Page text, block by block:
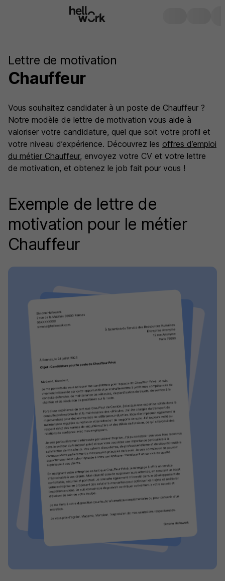
Lettre de motivation
Chauffeur
Vous souhaitez candidater à un poste de Chauffeur ?
Notre modèle de lettre de motivation vous aide à
valoriser votre candidature, quel que soit votre profil et
votre niveau d’expérience. Découvrez les offres d’emploi
du métier Chauffeur, envoyez votre CV et votre lettre
de motivation, et obtenez le job fait pour vous !
Exemple de lettre de
motivation pour le métier
Chauffeur